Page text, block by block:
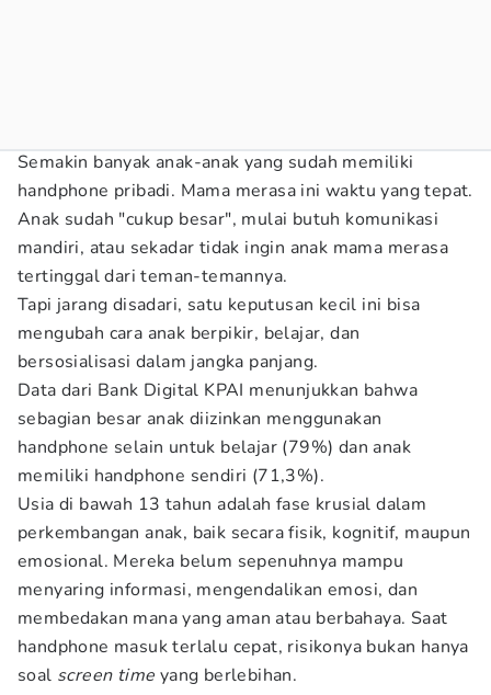
Semakin banyak anak-anak yang sudah memiliki
handphone pribadi. Mama merasa ini waktu yang tepat.
Anak sudah "cukup besar", mulai butuh komunikasi
mandiri, atau sekadar tidak ingin anak mama merasa
tertinggal dari teman-temannya.
Tapi jarang disadari, satu keputusan kecil ini bisa
mengubah cara anak berpikir, belajar, dan
bersosialisasi dalam jangka panjang.
Data dari Bank Digital KPAI menunjukkan bahwa
sebagian besar anak diizinkan menggunakan
handphone selain untuk belajar (79%) dan anak
memiliki handphone sendiri (71,3%).
Usia di bawah 13 tahun adalah fase krusial dalam
perkembangan anak, baik secara fisik, kognitif, maupun
emosional. Mereka belum sepenuhnya mampu
menyaring informasi, mengendalikan emosi, dan
membedakan mana yang aman atau berbahaya. Saat
handphone masuk terlalu cepat, risikonya bukan hanya
soal screen time yang berlebihan.